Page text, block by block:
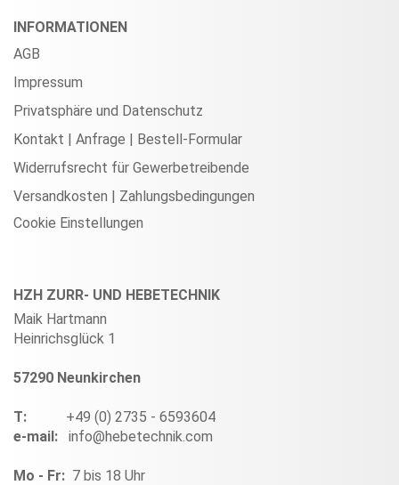
INFORMATIONEN
AGB
Impressum
Privatsphäre und Datenschutz
Kontakt | Anfrage | Bestell-Formular
Widerrufsrecht für Gewerbetreibende
Versandkosten | Zahlungsbedingungen
Cookie Einstellungen
HZH ZURR- UND HEBETECHNIK
Maik Hartmann
Heinrichsglück 1
57290 Neunkirchen
T: +49 (0) 2735 - 6593604
e-mail: info@hebetechnik.com
Mo - Fr: 7 bis 18 Uhr